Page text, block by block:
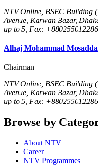
NTV Online, BSEC Building
Avenue, Karwan Bazar,
up to 5, Fax:
Alhaj Mohammad
Chairman
NTV Online, BSEC Building
Avenue, Karwan Bazar,
up to 5, Fax:
Browse by
About NTV
Career
NTV Programmes